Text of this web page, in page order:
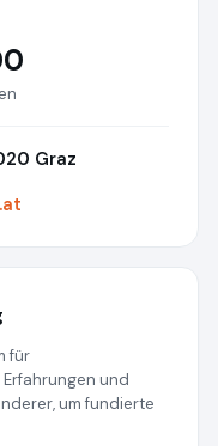
Graz
für
und
um fundierte